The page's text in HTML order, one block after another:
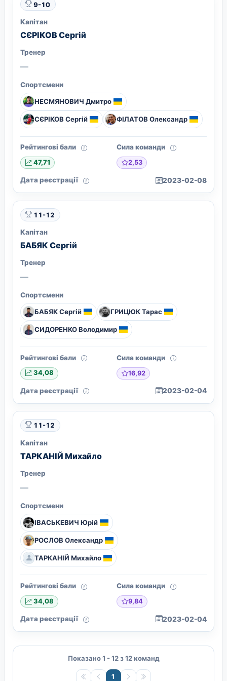
9-10
Капітан
СЄРІКОВ Сергій
Тренер
—
Спортсмени
НЕСМЯНОВИЧ Дмитро
СЄРІКОВ Сергій ФІЛАТОВ Олександр
Рейтингові бали
47,71
Сила команди
2,53
Дата реєстрації 2023-02-08
11-12
Капітан
БАБЯК Сергій
Тренер
—
Спортсмени
БАБЯК Сергій ГРИЦЮК Тарас
СИДОРЕНКО Володимир
Рейтингові бали
34,08
Сила команди
16,92
Дата реєстрації 2023-02-04
11-12
Капітан
ТАРКАНІЙ Михайло
Тренер
—
Спортсмени
ІВАСЬКЕВИЧ Юрій
РОСЛОВ Олександр
ТАРКАНІЙ Михайло
Рейтингові бали
34,08
Сила команди
9,84
Дата реєстрації 2023-02-04
Показано 1 - 12 з 12 команд
1